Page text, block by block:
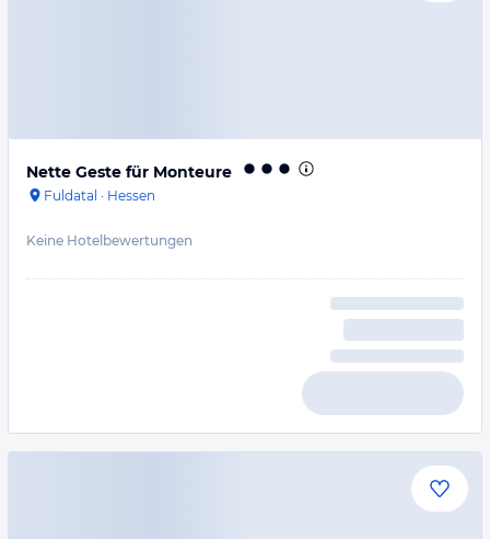
Nette Geste für Monteure
Fuldatal · Hessen
Keine Hotelbewertungen